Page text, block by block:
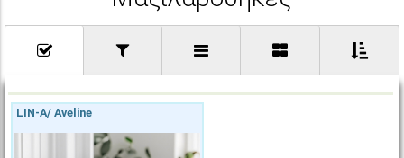
LIN-A/ Aveline
Βρέθηκαν